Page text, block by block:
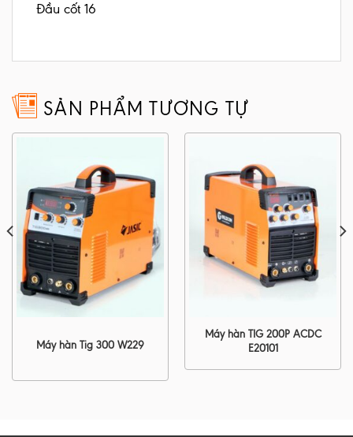
Đầu cốt 16
SẢN PHẨM TƯƠNG TỰ
Máy hàn Tig 300 W229
Máy hàn TIG 200P ACDC
E20101